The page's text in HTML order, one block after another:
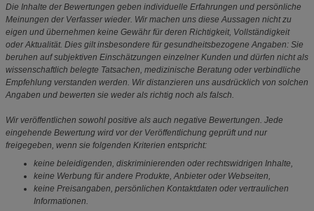
Die Inhalte der Bewertungen geben individuelle Erfahrungen und persönliche
Meinungen der Verfasser wieder. Wir machen uns diese Aussagen nicht zu
eigen und übernehmen keine Gewähr für deren Richtigkeit, Vollständigkeit
oder Aktualität. Dies gilt insbesondere für gesundheitsbezogene Angaben: Sie
beruhen auf subjektiven Einschätzungen einzelner Kunden und dürfen nicht als
wissenschaftlich belegte Tatsachen, medizinische Beratung oder verbindliche
Empfehlung verstanden werden. Wir distanzieren uns ausdrücklich von solchen
Angaben und bewerten sie weder als richtig noch als falsch.
Wir veröffentlichen sowohl positive als auch negative Bewertungen. Jede
eingehende Bewertung wird vor der Veröffentlichung geprüft und nur
freigegeben, wenn sie folgenden Kriterien entspricht:
keine beleidigenden, diskriminierenden oder rechtswidrigen Inhalte,
keine Werbung für andere Produkte, Anbieter oder Webseiten,
keine Preisangaben, persönlichen Kontaktdaten oder vertraulichen
Informationen.